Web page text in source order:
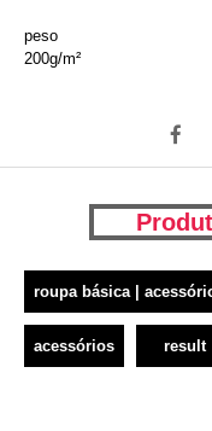
peso
200g/m²
roupa básica |
acessórios result